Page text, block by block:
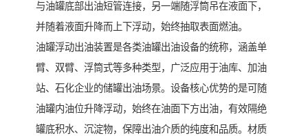
与油罐底部出油短管连接，另一端随浮筒吊在液面下，
并随着液面升降而上下浮动，始终抽取表面燃油。
油罐浮动出油装置是各类油罐出油设备的统称，涵盖单
臂、双臂、浮筒式等多种类型，广泛应用于油库、加油
站、石化企业的储罐出油场景。设备核心优势的是可随
油罐内油位升降浮动，始终在油面下方出油，有效隔绝
罐底积水、沉淀物，保障出油介质的纯度和品质。材质